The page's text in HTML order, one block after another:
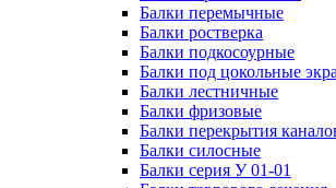
Балки перемычные
Балки ростверка
Балки подкосоурные
Балки под цокольные
Балки лестничные
Балки фризовые
Балки перекрытия
Балки силосные
Балки серия У 01-01